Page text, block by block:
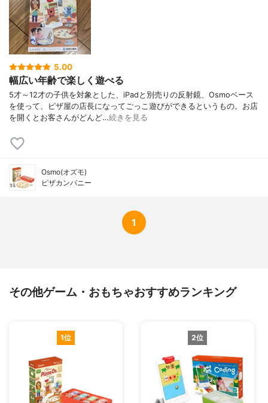
5.00
幅広い年齢で楽しく遊べる
5才～12才の子供を対象とした、iPadと別売りの反射鏡、Osmoベース
を使って、ピザ屋の店長になってごっこ遊びができるというもの。お店
を開くとお客さんがどんど…続きを見る
Osmo(オズモ)
ピザカンパニー
1
その他ゲーム・おもちゃおすすめランキング
1位 2位